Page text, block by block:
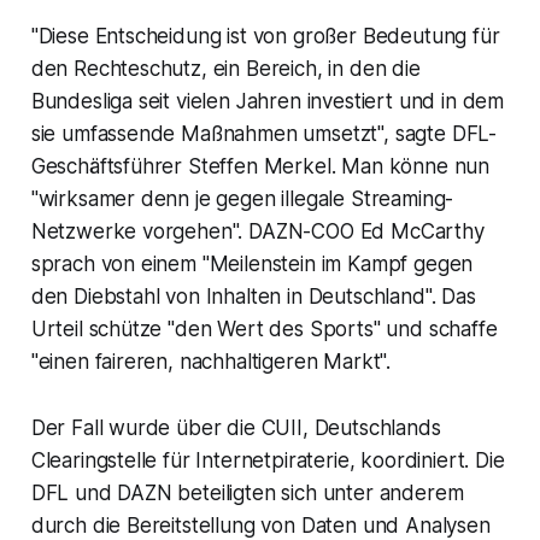
"Diese Entscheidung ist von großer Bedeutung für
den Rechteschutz, ein Bereich, in den die
Bundesliga seit vielen Jahren investiert und in dem
sie umfassende Maßnahmen umsetzt", sagte DFL-
Geschäftsführer Steffen Merkel. Man könne nun
"wirksamer denn je gegen illegale Streaming-
Netzwerke vorgehen". DAZN-COO Ed McCarthy
sprach von einem "Meilenstein im Kampf gegen
den Diebstahl von Inhalten in Deutschland". Das
Urteil schütze "den Wert des Sports" und schaffe
"einen faireren, nachhaltigeren Markt".
Der Fall wurde über die CUII, Deutschlands
Clearingstelle für Internetpiraterie, koordiniert. Die
DFL und DAZN beteiligten sich unter anderem
durch die Bereitstellung von Daten und Analysen